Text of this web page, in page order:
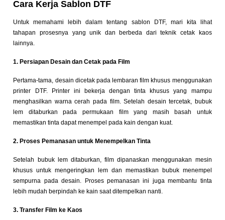
Cara Kerja Sablon DTF
Untuk memahami lebih dalam tentang sablon DTF, mari kita lihat
tahapan prosesnya yang unik dan berbeda dari teknik cetak kaos
lainnya.
1. Persiapan Desain dan Cetak pada Film
Pertama-tama, desain dicetak pada lembaran film khusus menggunakan
printer DTF. Printer ini bekerja dengan tinta khusus yang mampu
menghasilkan warna cerah pada film. Setelah desain tercetak, bubuk
lem ditaburkan pada permukaan film yang masih basah untuk
memastikan tinta dapat menempel pada kain dengan kuat.
2. Proses Pemanasan untuk Menempelkan Tinta
Setelah bubuk lem ditaburkan, film dipanaskan menggunakan mesin
khusus untuk mengeringkan lem dan memastikan bubuk menempel
sempurna pada desain. Proses pemanasan ini juga membantu tinta
lebih mudah berpindah ke kain saat ditempelkan nanti.
3. Transfer Film ke Kaos